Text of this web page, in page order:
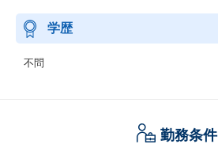
学歴
不問
勤務条件